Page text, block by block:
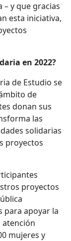
– y que gracias
esta iniciativa,
en 2022?
de Estudio se
de
donan sus
las
solidarias
proyectos
proyectos
para apoyar la
atención
mujeres y